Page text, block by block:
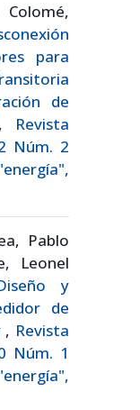
Colomé,
para
de
, Revista
Núm. 2
Pablo
Leonel
y
de
, Revista
Núm. 1